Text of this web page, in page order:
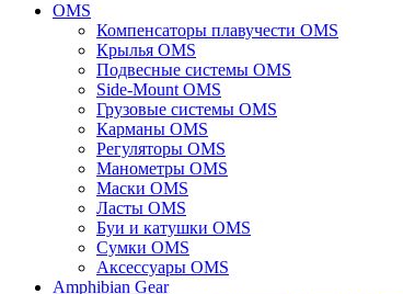
OMS
Компенсаторы плавучести OMS
Крылья OMS
Подвесные системы OMS
Side-Mount OMS
Грузовые системы OMS
Карманы OMS
Регуляторы OMS
Манометры OMS
Маски OMS
Ласты OMS
Буи и катушки OMS
Сумки OMS
Аксессуары OMS
Amphibian Gear